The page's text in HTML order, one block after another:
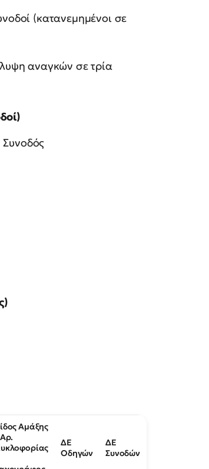
(κατανεμημένοι σε
αναγκών σε τρία
Αμάξης
ΔΕ
Οδηγών
ΔΕ
Συνοδών